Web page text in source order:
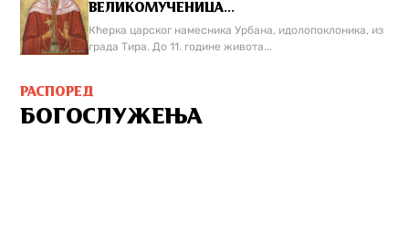
ВЕЛИКОМУЧЕНИЦА...
Кћерка царског намесника Урбана, идолопоклоника, из
града Тира. До 11. године живота...
РАСПОРЕД
БОГОСЛУЖЕЊА